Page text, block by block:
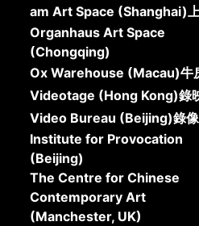
am Art Space (Shanghai)
Organhaus Art Space
(Chongqing)
Ox Warehouse (Macau)牛
Videotage (Hong Kong)錄
Video Bureau (Beijing)錄
Institute for Provocation
(Beijing)
The Centre for Chinese
Contemporary Art
(Manchester, UK)